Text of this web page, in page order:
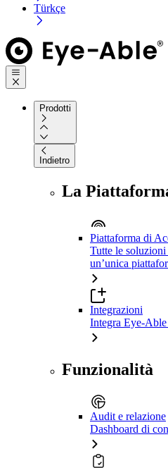
Türkçe
Prodotti
Indietro
La
Piattaforma di
Tutte le
un’unica
Integrazioni
Integra Eye-
Funzionalità
Audit e relazione
Dashboard di